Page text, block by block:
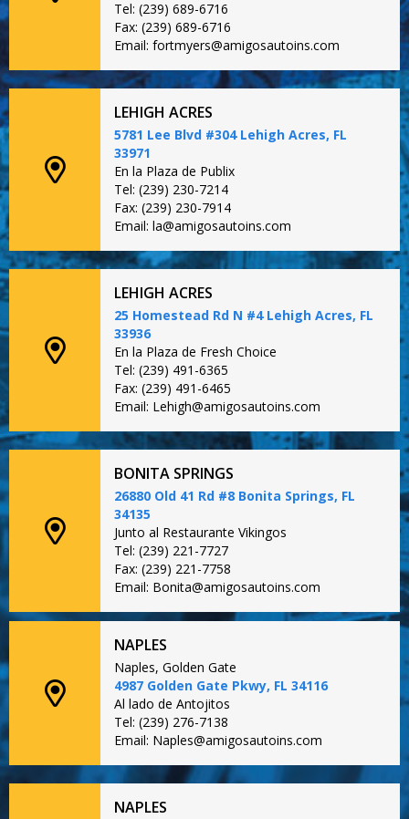
Tel: (239) 689-6716
Fax: (239) 689-6716
Email: fortmyers@amigosautoins.com
LEHIGH ACRES
5781 Lee Blvd #304 Lehigh Acres, FL
33971
En la Plaza de Publix
Tel: (239) 230-7214
Fax: (239) 230-7914
Email: la@amigosautoins.com
LEHIGH ACRES
25 Homestead Rd N #4 Lehigh Acres, FL
33936
En la Plaza de Fresh Choice
Tel: (239) 491-6365
Fax: (239) 491-6465
Email: Lehigh@amigosautoins.com
BONITA SPRINGS
26880 Old 41 Rd #8 Bonita Springs, FL
34135
Junto al Restaurante Vikingos
Tel: (239) 221-7727
Fax: (239) 221-7758
Email: Bonita@amigosautoins.com
NAPLES
Naples, Golden Gate
4987 Golden Gate Pkwy, FL 34116
Al lado de Antojitos
Tel: (239) 276-7138
Email: Naples@amigosautoins.com
NAPLES